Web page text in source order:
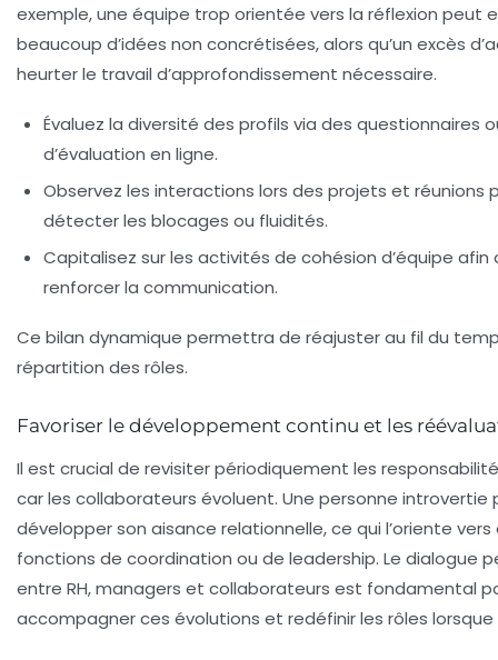
exemple, une équipe trop orientée vers la réflexion peut
beaucoup d’idées non concrétisées, alors qu’un excès
heurter le travail d’approfondissement nécessaire.
Évaluez la diversité des profils via des questionnaires
d’évaluation en ligne.
Observez les interactions lors des projets et réunions
détecter les blocages ou fluidités.
Capitalisez sur les activités de cohésion d’équipe afin
renforcer la communication.
Ce bilan dynamique permettra de réajuster au fil du
répartition des rôles.
Favoriser le développement continu et les
Il est crucial de revisiter périodiquement les
car les collaborateurs évoluent. Une personne introvertie
développer son aisance relationnelle, ce qui l’oriente vers
fonctions de coordination ou de leadership. Le dialogue
entre RH, managers et collaborateurs est fondamental
accompagner ces évolutions et redéfinir les rôles lorsque